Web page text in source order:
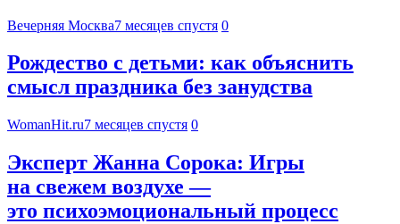
Вечерняя Москва7 месяцев спустя 0
Рождество с детьми: как объяснить
смысл праздника без занудства
WomanHit.ru7 месяцев спустя 0
Эксперт Жанна Сорока: Игры
на свежем воздухе —
это психоэмоциональный процесс